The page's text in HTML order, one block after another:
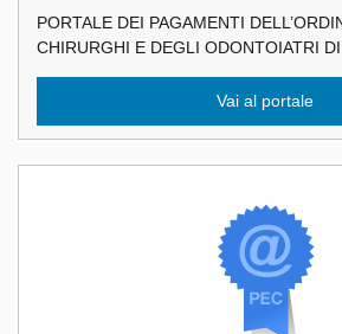
PORTALE DEI PAGAMENTI
CHIRURGHI E DEGLI ODONTOIATRI
Vai al portale